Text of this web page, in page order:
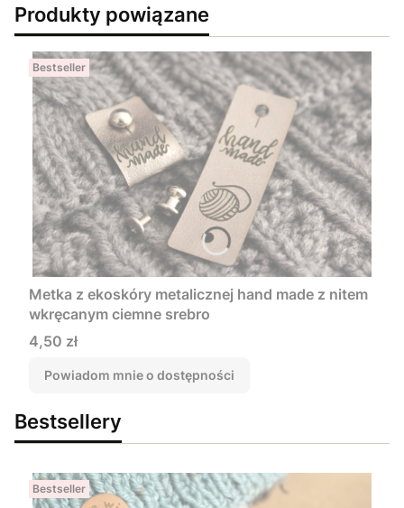
Produkty powiązane
Bestseller
Metka z ekoskóry metalicznej hand made z nitem
wkręcanym ciemne srebro
Cena
4,50 zł
Powiadom mnie o dostępności
Bestsellery
Bestseller